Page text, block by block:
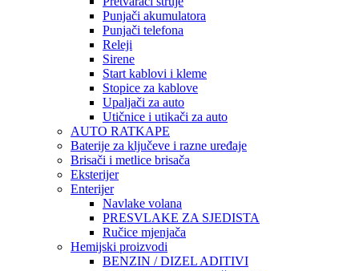
Punjači akumulatora
Punjači telefona
Releji
Sirene
Start kablovi i kleme
Stopice za kablove
Upaljači za auto
Utičnice i utikači za auto
AUTO RATKAPE
Baterije za ključeve i razne uređaje
Brisači i metlice brisača
Eksterijer
Enterijer
Navlake volana
PRESVLAKE ZA SJEDISTA
Ručice mjenjača
Hemijski proizvodi
BENZIN / DIZEL ADITIVI